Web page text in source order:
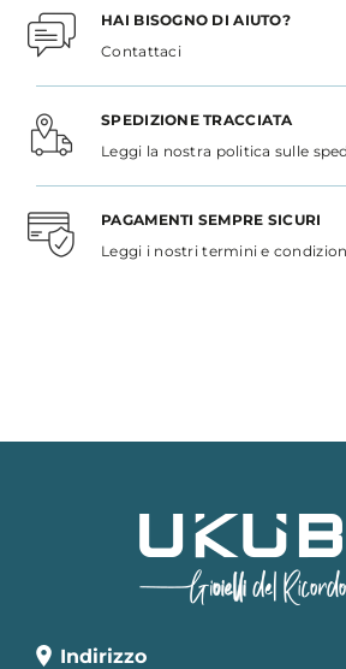
HAI BISOGNO DI AIUTO?
Contattaci
SPEDIZIONE TRACCIATA
Leggi la nostra politica sulle
PAGAMENTI SEMPRE SICURI
Leggi i nostri termini e
Indirizzo